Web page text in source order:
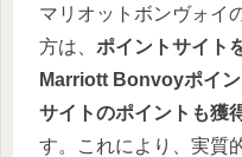
マリオットボンヴォイ
方は、 ポイントサイト
Marriott Bonvoyポイ
サイトのポイントも獲
す。これにより、実質